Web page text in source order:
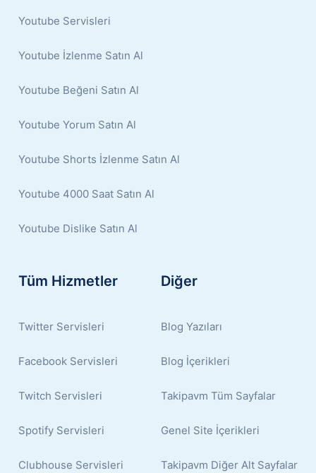
Youtube Servisleri
Youtube İzlenme Satın Al
Youtube Beğeni Satın Al
Youtube Yorum Satın Al
Youtube Shorts İzlenme Satın Al
Youtube 4000 Saat Satın Al
Youtube Dislike Satın Al
Tüm Hizmetler
Twitter Servisleri
Facebook Servisleri
Twitch Servisleri
Spotify Servisleri
Clubhouse Servisleri
Diğer
Blog Yazıları
Blog İçerikleri
Takipavm Tüm Sayfalar
Genel Site İçerikleri
Takipavm Diğer Alt Sayfalar